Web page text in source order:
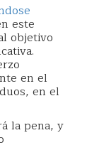
este
objetivo
en el
en el
la pena, y